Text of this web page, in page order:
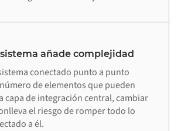
añade complejidad
conectado punto a punto
de elementos que pueden
capa de integración central, cambiar
el riesgo de romper todo lo
a él.